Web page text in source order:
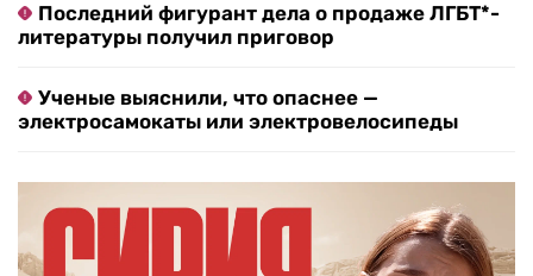
Последний фигурант дела о продаже ЛГБТ*-
литературы получил приговор
Ученые выяснили, что опаснее —
электросамокаты или электровелосипеды